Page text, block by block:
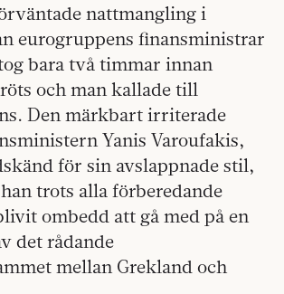
nattmangling i
eurogruppens finansministrar
bara två timmar innan
och man kallade till
Den märkbart irriterade
Yanis Varoufakis,
för sin avslappnade stil,
trots alla förberedande
ombedd att gå med på en
det rådande
mellan Grekland och